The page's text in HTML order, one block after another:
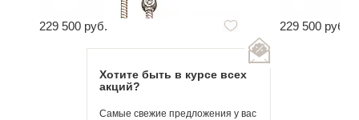
229 500 руб. 229 500 руб.
Хотите быть в курсе всех
акций?
Самые свежие предложения у вас